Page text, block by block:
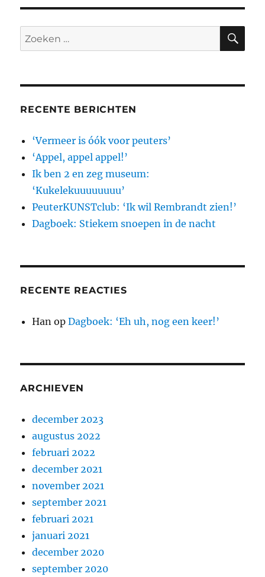
goud
verdriet”
Zoeken
naar:
RECENTE BERICHTEN
‘Vermeer is óók voor peuters’
‘Appel, appel appel!’
Ik ben 2 en zeg museum:
‘Kukelekuuuuuuuu’
PeuterKUNSTclub: ‘Ik wil Rembrandt zien!’
Dagboek: Stiekem snoepen in de nacht
RECENTE REACTIES
Han opDagboek: ‘Eh uh, nog een keer!’
ARCHIEVEN
december 2023
augustus 2022
februari 2022
december 2021
november 2021
september 2021
februari 2021
januari 2021
december 2020
september 2020